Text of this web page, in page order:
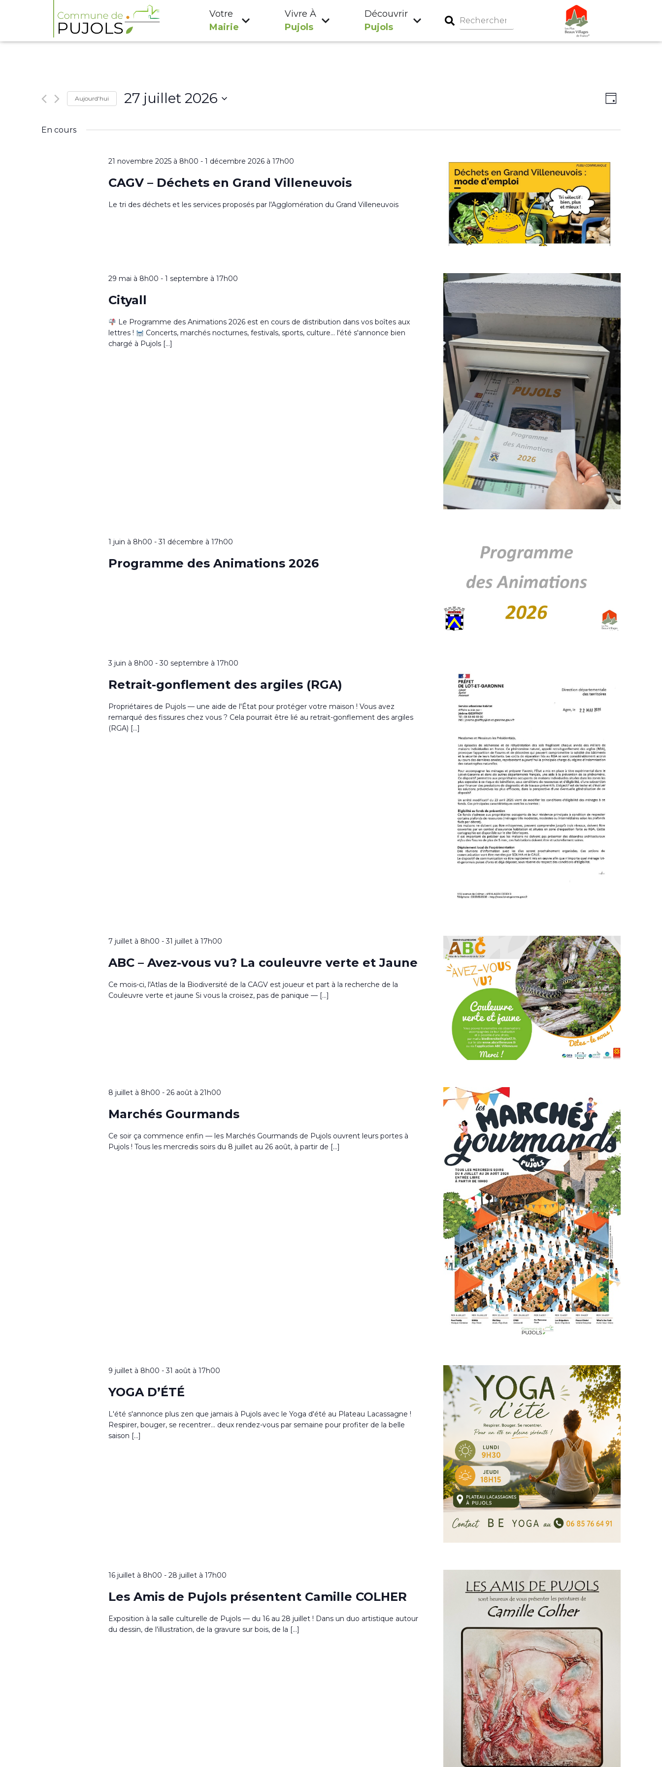
Votre
Mairie
Vivre À
Pujols
Découvrir
Pujols
Navigation
par
de
Jour
Aujourd'hui 27 juillet 2026
une
En cours
21 novembre 2025 à 8h00 - 1 décembre 2026 à 17h00
CAGV – Déchets en Grand Villeneuvois
Le tri des déchets et les services proposés par l'Agglomération du Grand Villeneuvois
29 mai à 8h00 - 1 septembre à 17h00
Cityall
Le Programme des Animations 2026 est en cours de distribution dans vos boîtes aux
lettres !
Concerts, marchés nocturnes, festivals, sports, culture... l'été s'annonce bien
chargé à Pujols […]
1 juin à 8h00 -31 décembre à 17h00
Programme des Animations 2026
3 juin à 8h00 -30 septembre à 17h00
Retrait-gonflement des argiles (RGA)
Propriétaires de Pujols — une aide de l'État pour protéger votre maison ! Vous avez
remarqué des fissures chez vous ? Cela pourrait être lié au retrait-gonflement des argiles
(RGA) […]
7 juillet à 8h00 -31 juillet à 17h00
ABC – Avez-vous vu? La couleuvre verte et Jaune
Ce mois-ci, l'Atlas de la Biodiversité de la CAGV est joueur et part à la recherche de la
Couleuvre verte et jaune Si vous la croisez, pas de panique — […]
8 juillet à 8h00 - 26 août à 21h00
Marchés Gourmands
Ce soir ça commence enfin — les Marchés Gourmands de Pujols ouvrent leurs portes à
Pujols ! Tous les mercredis soirs du 8 juillet au 26 août, à partir de […]
9 juillet à 8h00 -31 août à 17h00
YOGA D’ÉTÉ
L'été s'annonce plus zen que jamais à Pujols avec le Yoga d'été au Plateau Lacassagne !
Respirer, bouger, se recentrer... deux rendez-vous par semaine pour profiter de la belle
saison […]
16 juillet à 8h00 - 28 juillet à 17h00
Les Amis de Pujols présentent Camille COLHER
Exposition à la salle culturelle de Pujols — du 16 au 28 juillet ! Dans un duo artistique autour
du dessin, de l'illustration, de la gravure sur bois, de la […]